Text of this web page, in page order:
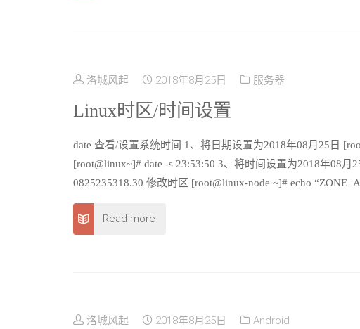
洛城风起 2018年8月25日 服务器
Linux时区/时间设置
date 查看/设置系统时间 1、将日期设置为2018年08月25日
[root@linux~]# date -s 23:53:50 3、将时间设置为2018年08
0825235318.30 修改时区 [root@linux-node ~]# echo
Read more
洛城风起 2018年8月25日 Android